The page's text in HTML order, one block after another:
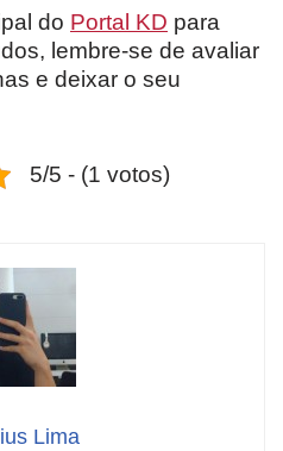
do Portal KD para
lembre-se de avaliar
e deixar o seu
5/5 - (1 votos)
Lima